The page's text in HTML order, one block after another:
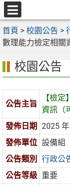
跳
至
主
要
區
選
單
首頁 > 校園公告 >
數理能力檢定相關
校園公告
公告主旨
【檢
資訊（
發佈日期
2025
發佈單位 設備組
公告類別
行政公
公告等級 重要